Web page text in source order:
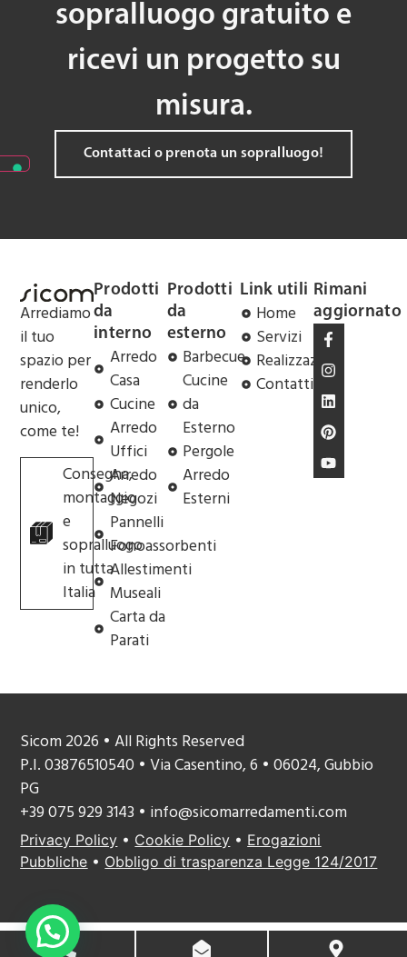
sopralluogo gratuito e
ricevi un progetto su
misura.
Contattaci o prenota un sopralluogo!
Arrediamo
il tuo
spazio per
renderlo
unico,
come te!
Consegna,
montaggio
e
sopralluogo
in tutta
Italia
Prodotti
da
interno
Arredo
Casa
Cucine
Arredo
Uffici
Arredo
Negozi
Pannelli
Fonoassorbenti
Allestimenti
Museali
Carta da
Parati
Prodotti
da
esterno
Barbecue
Cucine
da
Esterno
Pergole
Arredo
Esterni
Link utili
Home
Servizi
Realizzazioni
Contatti
Rimani
aggiornato
Sicom 2026 • All Rights Reserved
P.I. 03876510540 • Via Casentino, 6 • 06024, Gubbio
PG
+39 075 929 3143 • info@sicomarredamenti.com
Privacy Policy • Cookie Policy • Erogazioni
Pubbliche • Obbligo di trasparenza Legge 124/2017